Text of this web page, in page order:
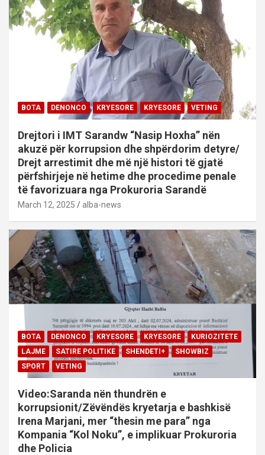
BOTA DENONCO KRYESORE KRYESORE VETING
Drejtori i IMT Sarandw “Nasip Hoxha” nën
akuzë për korrupsion dhe shpërdorim detyre/
Drejt arrestimit dhe më një histori të gjatë
përfshirjeje në hetime dhe procedime penale
të favorizuara nga Prokuroria Sarandë
March 12, 2025 alba-news
BOTA DENONCO KRYESORE KRYESORE
KURIOZITETE
LAJME
SATIRE POLITIKE SHENDETI+
SHOWBIZ
SPORT
VETING
Video:Saranda nën thundrën e
korrupsionit/Zëvëndës kryetarja e bashkisë
Irena Marjani, mer “thesin me para” nga
Kompania “Kol Noku”, e implikuar Prokuroria
dhe Policia